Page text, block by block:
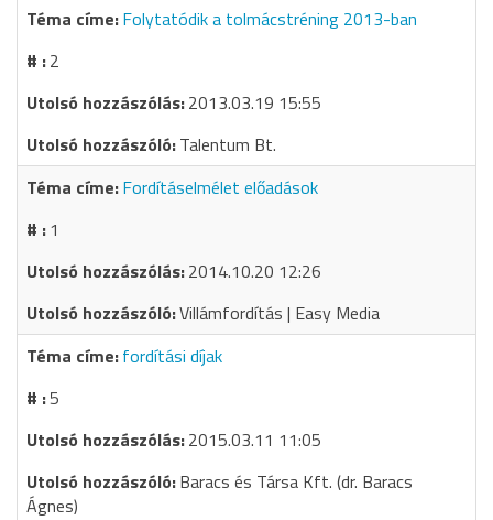
Folytatódik a tolmácstréning 2013-ban
2
2013.03.19 15:55
Talentum Bt.
Fordításelmélet előadások
1
2014.10.20 12:26
Villámfordítás | Easy Media
fordítási díjak
5
2015.03.11 11:05
Baracs és Társa Kft. (dr. Baracs
Ágnes)